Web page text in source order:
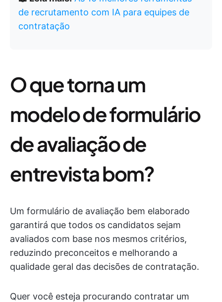
de recrutamento com IA para equipes de
contratação
O que torna um
modelo de formulário
de avaliação de
entrevista bom?
Um formulário de avaliação bem elaborado
garantirá que todos os candidatos sejam
avaliados com base nos mesmos critérios,
reduzindo preconceitos e melhorando a
qualidade geral das decisões de contratação.
Quer você esteja procurando contratar um